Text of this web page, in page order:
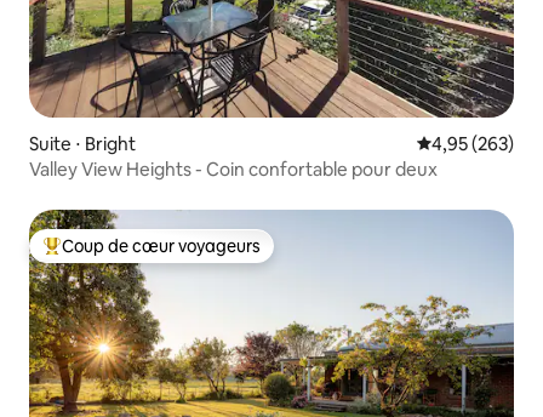
Suite ⋅ Bright Évaluation
4,95 (263)
Valley View Heights - Coin confortable pour deux
Coups de cœur voyageurs les plus appréciés
Coup de cœur voyageurs